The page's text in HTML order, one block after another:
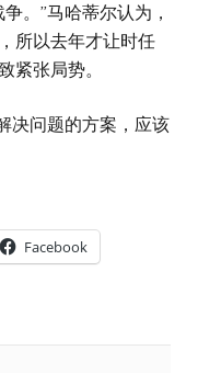
。”马哈蒂尔认为，
所以去年才让时任
紧张局势。
决问题的方案，应该
Facebook